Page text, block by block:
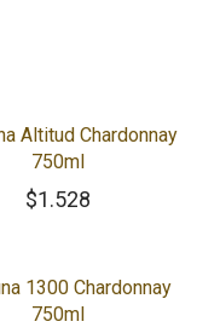
Altitud Chardonnay
750ml
$1.528
1300 Chardonnay
750ml